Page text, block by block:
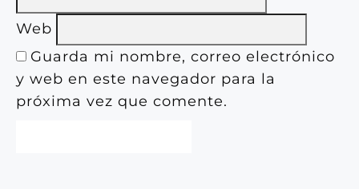
Web
Guarda mi nombre, correo electrónico
y web en este navegador para la
próxima vez que comente.